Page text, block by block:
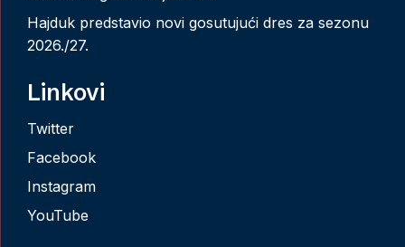
Hajduk predstavio novi gosutujući dres za sezonu
2026./27.
Linkovi
Twitter
Facebook
Instagram
YouTube